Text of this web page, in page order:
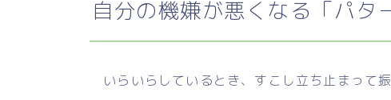
自分の機嫌が悪くなる「パタ
いらいらしているとき、すこし立ち止まって振